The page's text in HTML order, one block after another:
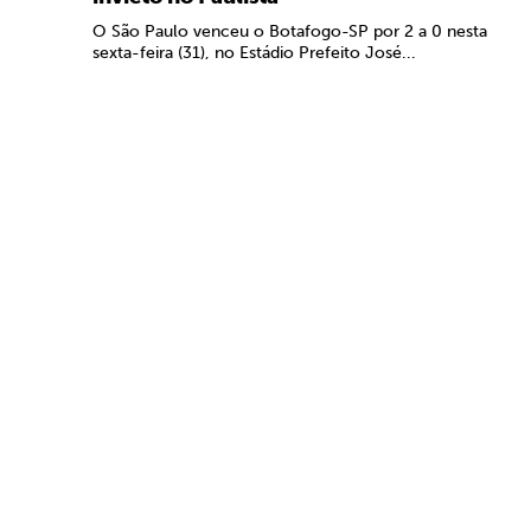
O São Paulo venceu o Botafogo-SP por 2 a 0 nesta
sexta-feira (31), no Estádio Prefeito José...